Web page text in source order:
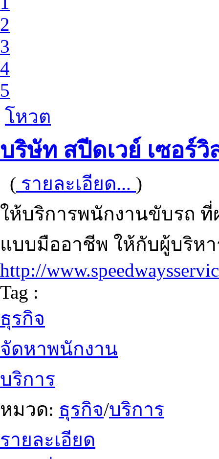
2
3
4
5
โหวต
บริษัท สปีดเวย์ เซอร์วิ
( รายละเอียด... )
ให้บริการพนักงานขับรถ
แบบมืออาชีพ ให้กับผู้บริห
http://
Tag :
ธุรกิจ
จัดหาพนักงาน
บริการ
หมวด: ธุรกิจ/บริการ
รายละเอียด